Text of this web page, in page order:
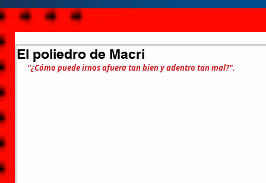
El poliedro de Macri
"¿Cómo puede irnos afuera tan bien y adentro tan mal?".